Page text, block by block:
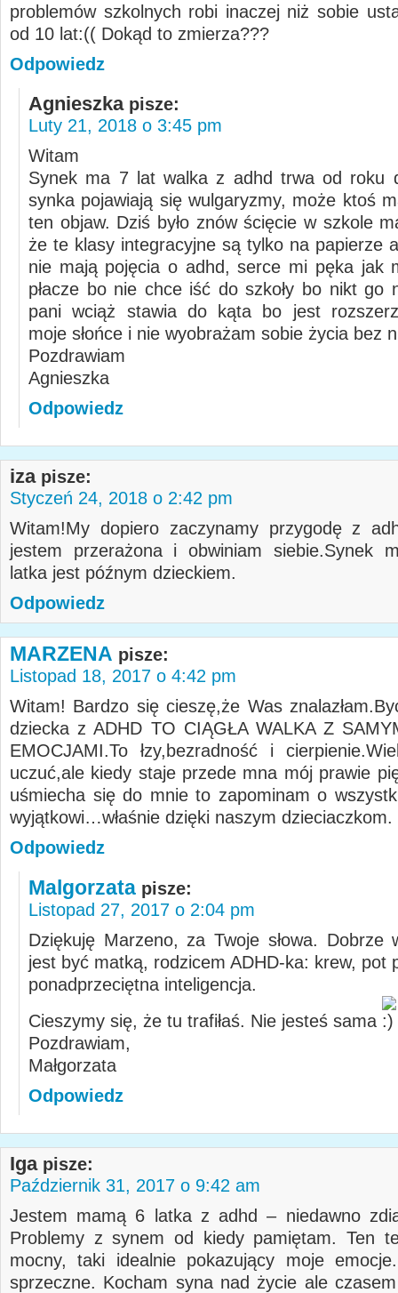
problemów szkolnych robi inaczej niż sobie
od 10 lat:(( Dokąd to zmierza???
Odpowiedz
Agnieszka pisze:
Luty 21, 2018 o 3:45 pm
Witam
Synek ma 7 lat walka z adhd trwa od roku
synka pojawiają się wulgaryzmy, może ktoś
ten objaw. Dziś było znów ścięcie w szkole
że te klasy integracyjne są tylko na papierze
nie mają pojęcia o adhd, serce mi pęka jak
płacze bo nie chce iść do szkoły bo nikt go
pani wciąż stawia do kąta bo jest
moje słońce i nie wyobrażam sobie życia bez
Pozdrawiam
Agnieszka
Odpowiedz
iza pisze:
Styczeń 24, 2018 o 2:42 pm
Witam!My dopiero zaczynamy przygodę z
jestem przerażona i obwiniam siebie.Synek
latka jest późnym dzieckiem.
Odpowiedz
MARZENA pisze:
Listopad 18, 2017 o 4:42 pm
Witam! Bardzo się cieszę,że Was
dziecka z ADHD TO CIĄGŁA WALKA Z
EMOCJAMI.To łzy,bezradność i
uczuć,ale kiedy staje przede mna mój prawie
uśmiecha się do mnie to zapominam o
wyjątkowi…właśnie dzięki naszym dzieciaczkom.
Odpowiedz
Malgorzata pisze:
Listopad 27, 2017 o 2:04 pm
Dziękuję Marzeno, za Twoje słowa. Dobrze
jest być matką, rodzicem ADHD-ka: krew, pot
ponadprzeciętna inteligencja.
Cieszymy się, że tu trafiłaś. Nie jesteś sama
Pozdrawiam,
Małgorzata
Odpowiedz
Iga pisze:
Październik 31, 2017 o 9:42 am
Jestem mamą 6 latka z adhd – niedawno
Problemy z synem od kiedy pamiętam. Ten
mocny, taki idealnie pokazujący moje
sprzeczne. Kocham syna nad życie ale